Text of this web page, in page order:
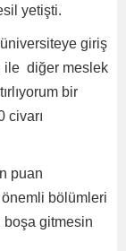
yetişti.
üniversiteye giriş
ile diğer meslek
bir
civarı
puan
önemli bölümleri
boşa gitmesin